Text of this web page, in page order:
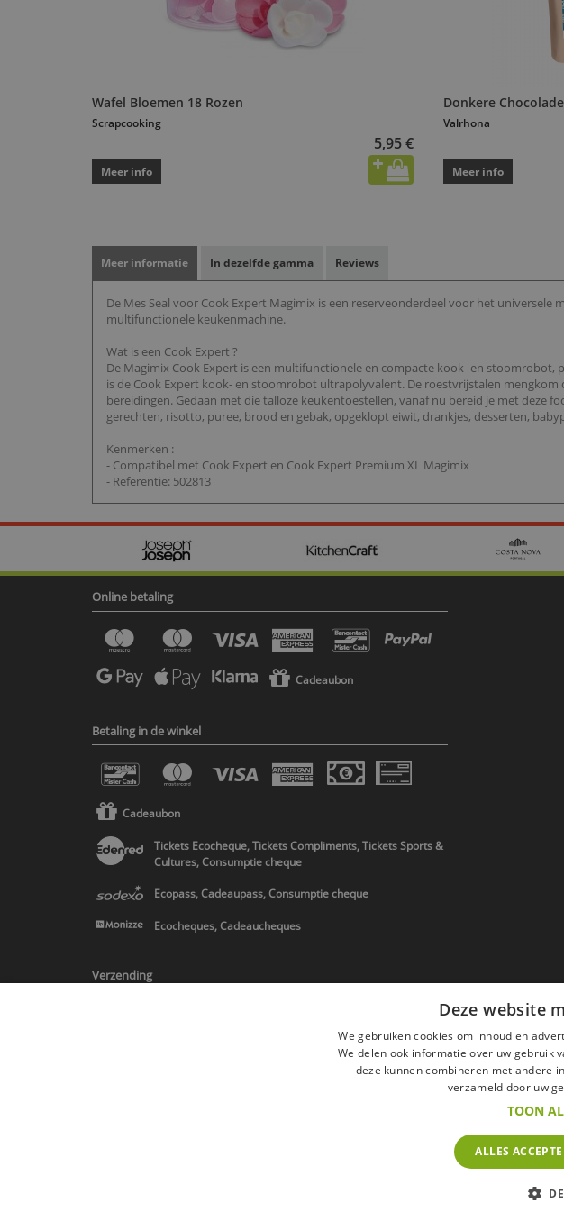
Wafel Bloemen 18 Rozen
Scrapcooking
5,95 €
Meer info
Donkere
Valrhona
Meer info
Meer informatie In dezelfde gamma Reviews
De Mes Seal voor Cook Expert Magimix is een reserveonderdeel voor het
multifunctionele keukenmachine.
Wat is een Cook Expert ?
De Magimix Cook Expert is een multifunctionele en compacte kook- en
is de Cook Expert kook- en stoomrobot ultrapolyvalent. De roestvrijstalen
bereidingen. Gedaan met die talloze keukentoestellen, vanaf nu bereid je met deze
gerechten, risotto, puree, brood en gebak, opgeklopt eiwit, drankjes, desserten,
Kenmerken :
- Compatibel met Cook Expert en Cook Expert Premium XL Magimix
- Referentie: 502813
Online betaling
Cadeaubon
Betaling in de winkel
Cadeaubon
Tickets Ecocheque, Tickets Compliments, Tickets Sports &
Cultures, Consumptie cheque
Ecopass, Cadeaupass, Consumptie cheque
Ecocheques, Cadeaucheques
Verzending
Wettelijke
Alle rechten voorbehouden ©2015 Les Secrets du Chef/Alle prijzen op deze website zijn met alle
De Belgische wetgeving van 6 april 2010 geeft de consument het recht om binnen 14 werkdagen op een
Deze website
We gebruiken cookies om inhoud en
We delen ook informatie over uw gebruik
deze kunnen combineren met andere
verzameld door uw
TOON
ALLES